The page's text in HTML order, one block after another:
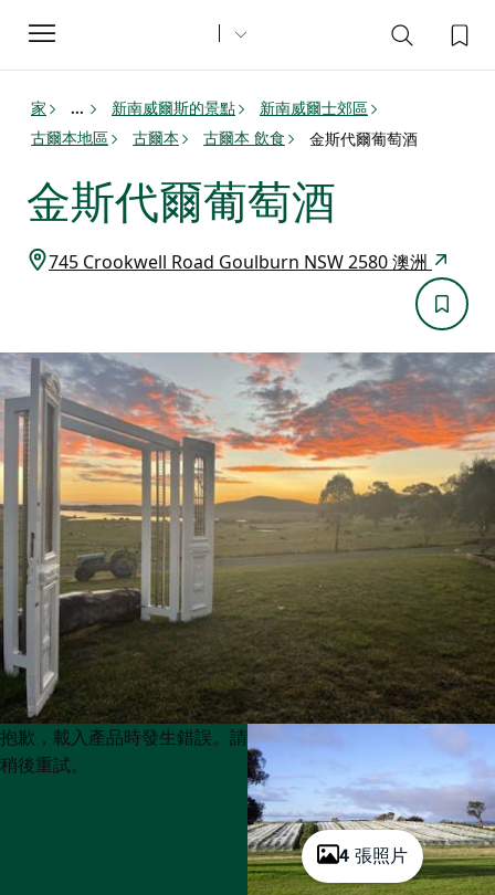
Toggle
navigation
家 ... 新南威爾斯的景點
新南威爾士郊區
古爾本地區
古爾本 古爾本 飲食 金斯代爾葡萄酒
金斯代爾葡萄酒
745 Crookwell Road Goulburn NSW 2580 澳洲
4 張照片
Product
List
Product
List
抱歉，載入產品時發生錯誤。請
稍後重試。